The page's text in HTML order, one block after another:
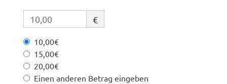
€
10,00€
15,00€
20,00€
Einen anderen Betrag eingeben